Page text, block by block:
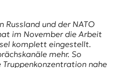
Russland und der NATO
im November die Arbeit
komplett eingestellt.
mehr. So
nahe